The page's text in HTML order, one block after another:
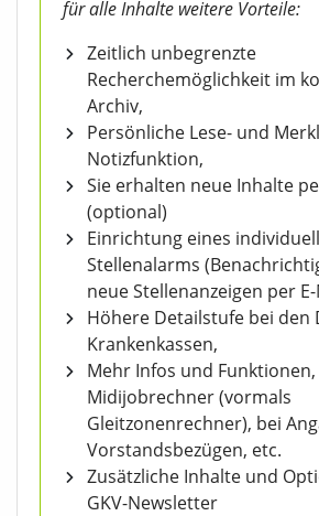
für alle Inhalte weitere Vorteile:
Zeitlich unbegrenzte
Recherchemöglichkeit im
Archiv,
Persönliche Lese- und
Notizfunktion,
Sie erhalten neue Inhalte
(optional)
Einrichtung eines
Stellenalarms
neue Stellenanzeigen per
Höhere Detailstufe bei den
Krankenkassen,
Mehr Infos und Funktionen,
Midijobrechner (vormals
Gleitzonenrechner), bei
Vorstandsbezügen, etc.
Zusätzliche Inhalte und
GKV-Newsletter